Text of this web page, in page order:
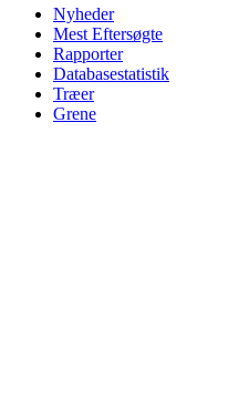
Nyheder
Mest Eftersøgte
Rapporter
Databasestatistik
Træer
Grene